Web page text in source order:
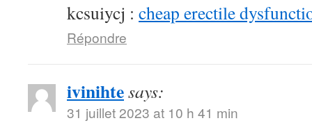
kcsuiycj : cheap erectile
Répondre
ivinihtesays:
31 juillet 2023 at 10 h 41 min